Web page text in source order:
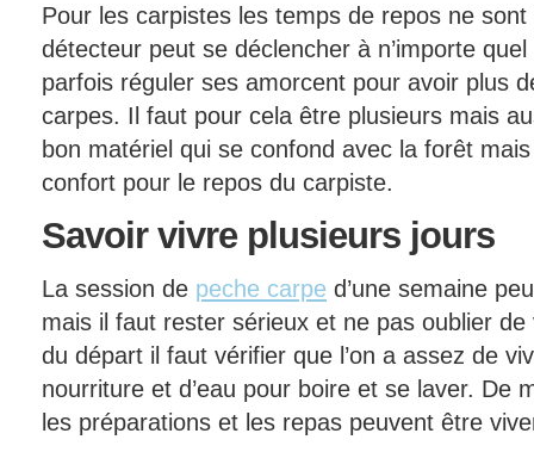
Pour les carpistes les temps de repos ne
détecteur peut se déclencher à n’importe
parfois réguler ses amorcent pour avoir plus
carpes. Il faut pour cela être plusieurs mais
bon matériel qui se confond avec la forêt
confort pour le repos du carpiste.
Savoirvivre plusieurs jours
La session de peche carpe d’une semaine
mais il faut rester sérieux et ne pas oublier
du départ il faut vérifier que l’on a assez de
nourriture et d’eau pour boire et se laver. De
les préparations et les repas peuvent être